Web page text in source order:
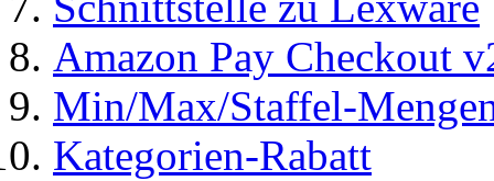
Amazon Pay Checkout
Min/Max/Staffel-
Kategorien-Rabatt